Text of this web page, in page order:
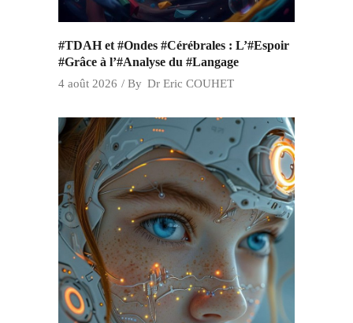
#TDAH et #Ondes #Cérébrales : L’#Espoir
#Grâce à l’#Analyse du #Langage
4 août 2026 By Dr Eric COUHET